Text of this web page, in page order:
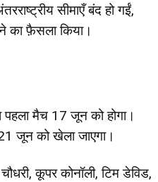
सीमाएँ बंद हो गईं,
का फ़ैसला किया।
पहला मैच 17 जून को होगा।
जून को खेला जाएगा।
कूपर कोनॉली, टिम डेविड,